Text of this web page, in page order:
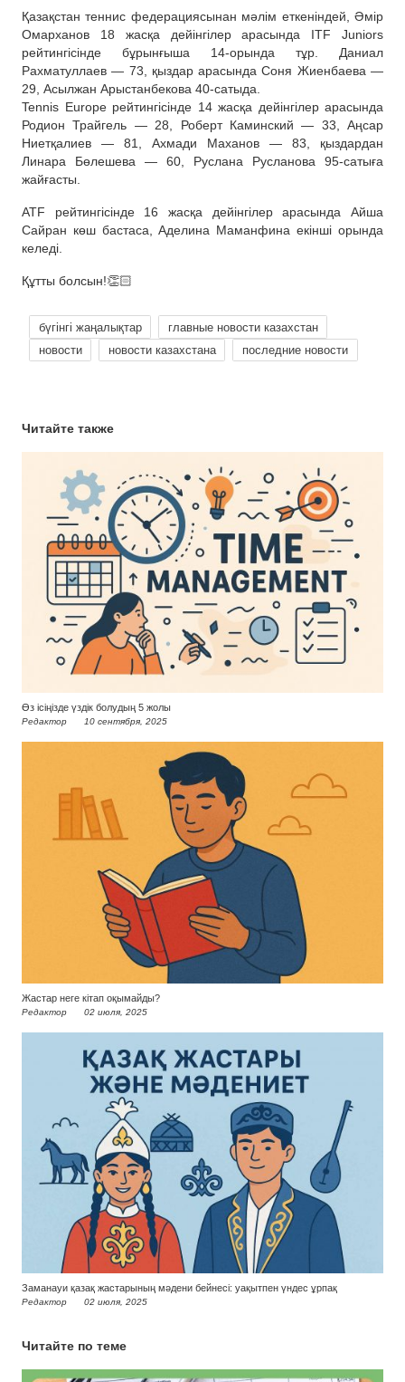
Қазақстан теннис федерациясынан мәлім еткеніндей, Әмір
Омарханов 18 жасқа дейінгілер арасында ITF Juniors
рейтингісінде бұрынғыша 14-орында тұр. Даниал
Рахматуллаев — 73, қыздар арасында Соня Жиенбаева —
29, Асылжан Арыстанбекова 40-сатыда.
Tennis Europe рейтингісінде 14 жасқа дейінгілер арасында
Родион Трайгель — 28, Роберт Каминский — 33, Аңсар
Ниетқалиев — 81, Ахмади Маханов — 83, қыздардан
Линара Бөлешева — 60, Руслана Русланова 95-сатыға
жайғасты.
ATF рейтингісінде 16 жасқа дейінгілер арасында Айша
Сайран көш бастаса, Аделина Маманфина екінші орында
келеді.
Құтты болсын!👏🏻
бүгінгі жаңалықтар
главные новости казахстан
новости
новости казахстана последние новости
Читайте также
Өз ісіңізде үздік болудың 5 жолы
Редактор 10 сентября, 2025
Жастар неге кітап оқымайды?
Редактор 02 июля, 2025
Заманауи қазақ жастарының мәдени бейнесі: уақытпен үндес ұрпақ
Редактор 02 июля, 2025
Читайте по теме